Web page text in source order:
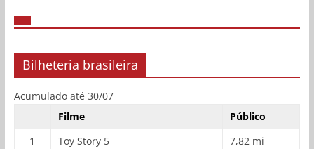
Bilheteria brasileira
Acumulado até 30/07
Filme
Público
1
Toy Story 5
7,82 mi